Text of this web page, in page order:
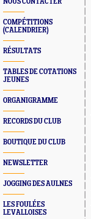
COMPÉTITIONS
(CALENDRIER)
RÉSULTATS
TABLES DE COTATIONS
JEUNES
ORGANIGRAMME
RECORDS DU CLUB
BOUTIQUE DU CLUB
NEWSLETTER
JOGGING DES AULNES
LES FOULÉES
LEVALLOISES